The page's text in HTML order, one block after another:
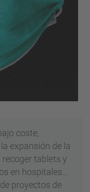
coste,
expansión de la
tablets y
en hospitales...
proyectos de